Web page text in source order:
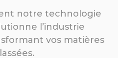
notre technologie
l’industrie
vos matières